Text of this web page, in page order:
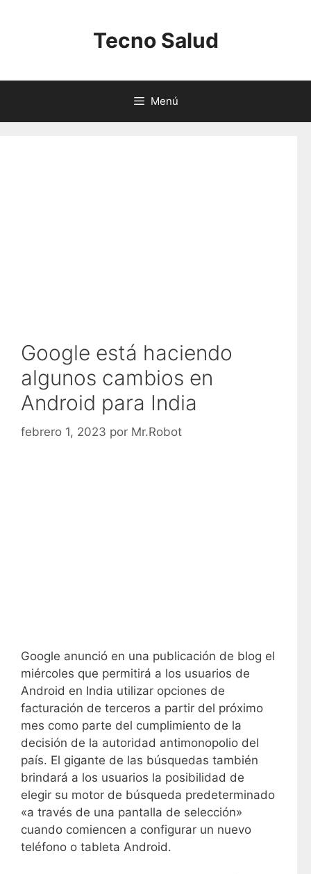
Tecno Salud
Menú
Google está haciendo
algunos cambios en
Android para India
febrero 1, 2023 por Mr.Robot
Google anunció en una publicación de blog el
miércoles que permitirá a los usuarios de
Android en India utilizar opciones de
facturación de terceros a partir del próximo
mes como parte del cumplimiento de la
decisión de la autoridad antimonopolio del
país. El gigante de las búsquedas también
brindará a los usuarios la posibilidad de
elegir su motor de búsqueda predeterminado
«a través de una pantalla de selección»
cuando comiencen a configurar un nuevo
teléfono o tableta Android.